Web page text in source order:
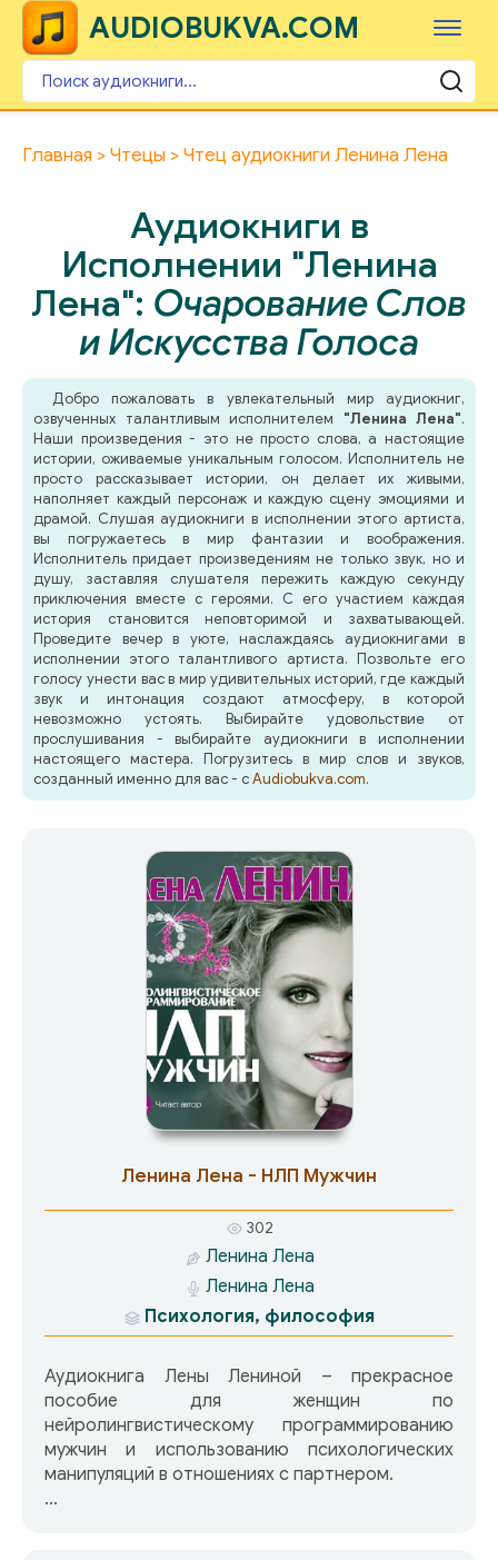
AUDIOBUKVA.COM
Главная Чтецы Чтец аудиокниги Ленина Лена
Аудиокниги в
Исполнении "Ленина
Лена": Очарование Слов
и Искусства Голоса
Добро пожаловать в увлекательный мир аудиокниг,
озвученных талантливым исполнителем "Ленина Лена".
Наши произведения - это не просто слова, а настоящие
истории, оживаемые уникальным голосом. Исполнитель не
просто рассказывает истории, он делает их живыми,
наполняет каждый персонаж и каждую сцену эмоциями и
драмой. Слушая аудиокниги в исполнении этого артиста,
вы погружаетесь в мир фантазии и воображения.
Исполнитель придает произведениям не только звук, но и
душу, заставляя слушателя пережить каждую секунду
приключения вместе с героями. С его участием каждая
история становится неповторимой и захватывающей.
Проведите вечер в уюте, наслаждаясь аудиокнигами в
исполнении этого талантливого артиста. Позвольте его
голосу унести вас в мир удивительных историй, где каждый
звук и интонация создают атмосферу, в которой
невозможно устоять. Выбирайте удовольствие от
прослушивания - выбирайте аудиокниги в исполнении
настоящего мастера. Погрузитесь в мир слов и звуков,
созданный именно для вас - сAudiobukva.com.
Ленина Лена - НЛП Мужчин
302
Ленина Лена
Ленина Лена
Психология, философия
Аудиокнига Лены Лениной – прекрасное
пособие для женщин по
нейролингвистическому программированию
мужчин и использованию психологических
манипуляций в отношениях с партнером.